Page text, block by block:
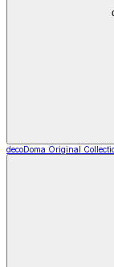
decoDoma Original